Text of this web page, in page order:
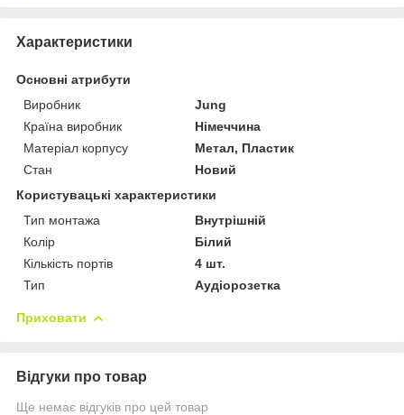
Характеристики
Основні атрибути
Виробник
Jung
Країна виробник
Німеччина
Матеріал корпусу
Метал, Пластик
Стан
Новий
Користувацькі характеристики
Тип монтажа
Внутрішній
Колір
Білий
Кількість портів
4 шт.
Тип
Аудіорозетка
Приховати
Відгуки про товар
Ще немає відгуків про цей товар